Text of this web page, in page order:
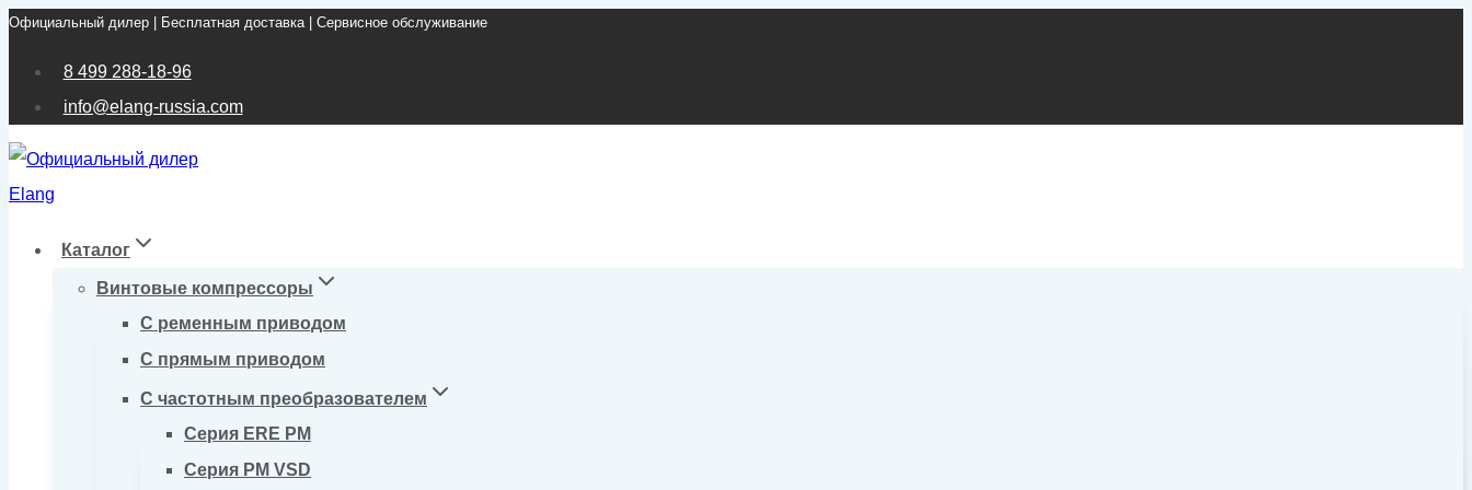
Перейти
Официальный дилер | Бесплатная доставка | Сервисное обслуживание
8 499 288-18-96
info@elang-russia.com
Каталог
Винтовые компрессоры
С ременным приводом
С прямым приводом
С частотным преобразователем
Серия ERE PM
Серия PM VSD